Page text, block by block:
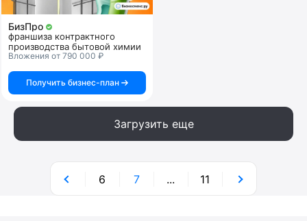
БизПро
франшиза контрактного
производства бытовой химии
Вложения от 790 000 ₽
Получить бизнес-план
Загрузить еще
6 7 ... 11